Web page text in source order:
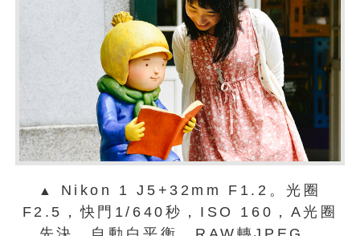
▲ Nikon 1 J5+32mm F1.2。光圈
F2.5，快門1/640秒，ISO 160，A光圈